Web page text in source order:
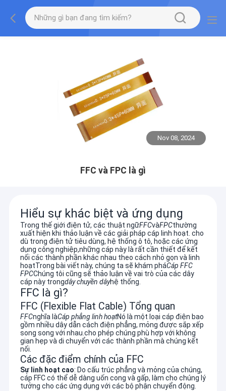
Nov 08, 2024
FFC và FPC là gì
Hiểu sự khác biệt và ứng dụng
Trong thế giới điện tử, các thuật ngữFFCvàFPCthường
xuất hiện khi thảo luận về các giải pháp cáp linh hoạt. cho
dù trong điện tử tiêu dùng, hệ thống ô tô, hoặc các ứng
dụng công nghiệp,những cáp này là rất cần thiết để kết
nối các thành phần khác nhau theo cách nhỏ gọn và linh
hoạtTrong bài viết này, chúng ta sẽ khám pháCáp FFC
FPCChúng tôi cũng sẽ thảo luận về vai trò của các dây
cáp này trongdây chuyền dâyhệ thống.
FFC là gì?
FFC (Flexible Flat Cable) Tổng quan
FFCnghĩa làCáp phẳng linh hoạtNó là một loại cáp điện bao
gồm nhiều dây dẫn cách điện phẳng, mỏng được sắp xếp
song song với nhau.cho phép chúng phù hợp với không
gian hẹp và di chuyển với các thành phần mà chúng kết
nối.
Các đặc điểm chính của FFC
Sự linh hoạt cao: Do cấu trúc phẳng và mỏng của chúng,
cáp FFC có thể dễ dàng uốn cong và gấp, làm cho chúng lý
tưởng cho các ứng dụng với các bộ phận chuyển động.